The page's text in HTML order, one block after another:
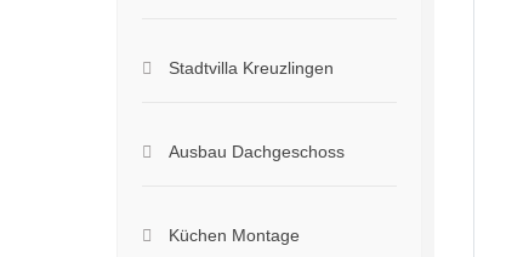
Stadtvilla Kreuzlingen
Ausbau Dachgeschoss
Küchen Montage